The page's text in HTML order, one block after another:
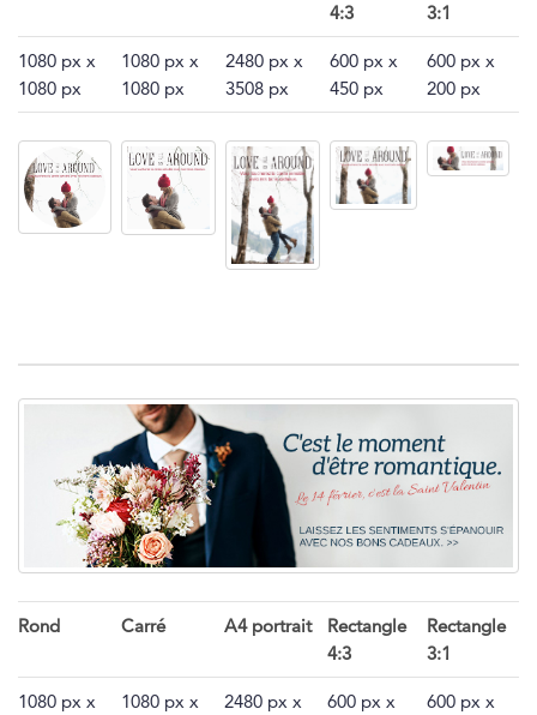
4:3 3:1
1080 px x
1080 px
1080 px x
1080 px
2480 px x
3508 px
600 px x
450 px
600 px x
200 px
Rond Carré A4 portrait
Rectangle
4:3
Rectangle
3:1
1080 px x
1080 px x
2480 px x
600 px x
600 px x